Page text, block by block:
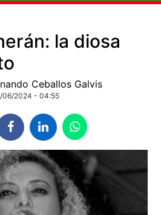
la diosa
Ceballos Galvis
06/2024 - 04:55